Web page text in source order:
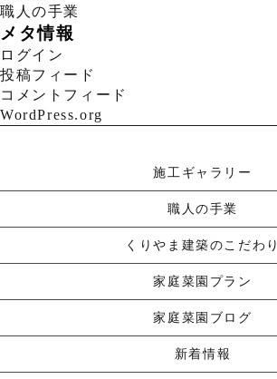
職人の手業
メタ情報
ログイン
投稿フィード
コメントフィード
WordPress.org
施工ギャラリー
職人の手業
くりやま建築のこだわり
家庭菜園プラン
家庭菜園ブログ
新着情報